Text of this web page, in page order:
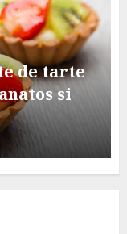
de tarte
si